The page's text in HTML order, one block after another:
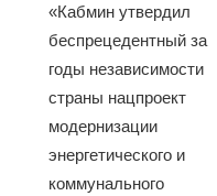
«Кабмин утвердил
беспрецедентный за
годы независимости
страны нацпроект
модернизации
энергетического и
коммунального